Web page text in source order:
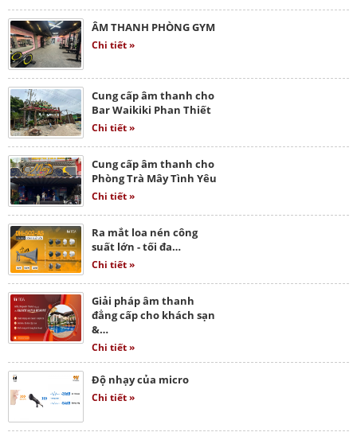
ÂM THANH PHÒNG GYM
Chi tiết »
Cung cấp âm thanh cho
Bar Waikiki Phan Thiết
Chi tiết »
Cung cấp âm thanh cho
Phòng Trà Mây Tình Yêu
Chi tiết »
Ra mắt loa nén công
suất lớn - tối đa…
Chi tiết »
Giải pháp âm thanh
đẳng cấp cho khách sạn
&…
Chi tiết »
Độ nhạy của micro
Chi tiết »